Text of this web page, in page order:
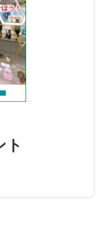
ト